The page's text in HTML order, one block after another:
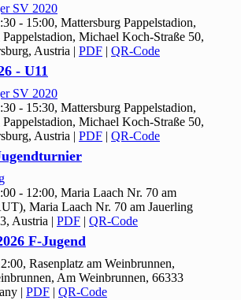
SV 2020
- 15:00, Mattersburg Pappelstadion,
Michael Koch-Straße 50,
Austria | PDF | QR-Code
- U11
SV 2020
- 15:30, Mattersburg Pappelstadion,
Michael Koch-Straße 50,
Austria | PDF | QR-Code
- 12:00, Maria Laach Nr. 70 am
Maria Laach Nr. 70 am Jauerling
Austria | PDF | QR-Code
F-Jugend
Rasenplatz am Weinbrunnen,
Am Weinbrunnen, 66333
| PDF | QR-Code